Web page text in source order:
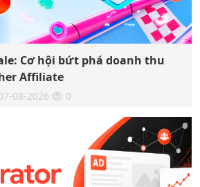
Cơ hội bứt phá doanh thu
Affiliate
08-2026 0